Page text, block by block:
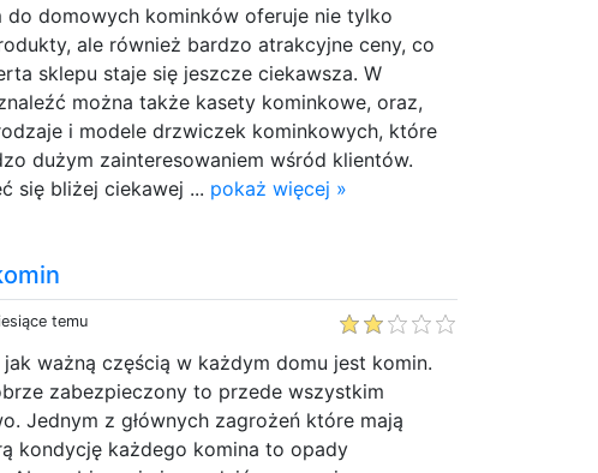
do domowych kominków oferuje nie tylko
ale również bardzo atrakcyjne ceny, co
sklepu staje się jeszcze ciekawsza. W
można także kasety kominkowe, oraz,
i modele drzwiczek kominkowych, które
dużym zainteresowaniem wśród klientów.
się bliżej ciekawej ... pokaż więcej »
temu
ważną częścią w każdym domu jest komin.
zabezpieczony to przede wszystkim
Jednym z głównych zagrożeń które mają
kondycję każdego komina to opady